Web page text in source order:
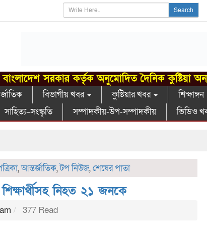
Search
বাংলাদেশ সরকার কর্তৃক অনুমোদিত দৈনিক কুষ্টিয়া
বিভাগীয় খবর কুষ্টিয়ার খবর শিক্ষাঙ্গন
সাহিত্য–সংস্কৃতি সম্পাদকীয়-উপ-সম্পাদকীয় ভিডিও
,আন্তর্জাতিক,টপ নিউজ,শেষের পাতা
নিহত ২১ জনকে
377 Read